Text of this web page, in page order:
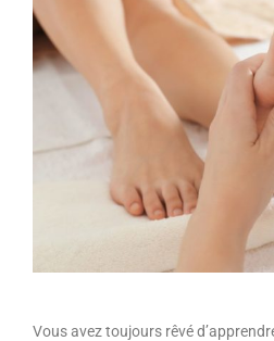
Vous avez toujours rêvé